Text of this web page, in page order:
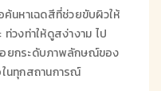
นหาเฉดสีที่ช่วยขับผิวให้
วงท่าให้ดูสง่างาม ไป
อยกระดับภาพลักษณ์ของ
นทุกสถานการณ์